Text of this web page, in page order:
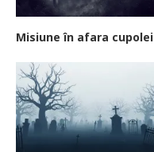
Misiune în afara cupolei